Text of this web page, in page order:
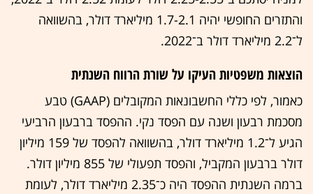
והתזרים החופשי יהיה 1.7-2.1 מיליארד דולר, בהשוואה
ל־2.2 מיליארד דולר ב־2022.
הוצאות משפטיות העיקו על שורת הרווח השנתית
כאמור, לפי כללי החשבונאות המקובלים (GAAP) טבע
מסכמת רבעון ושנה עם הפסד נקי. ההפסד ברבעון הרביעי
הגיע ל־1.2 מיליארד דולר, בהשוואה להפסד של 159 מיליון
דולר ברבעון המקביל, והפסד תפעולי של 855 מיליון דולר.
ברמה השנתית ההפסד היה כ־2.35 מיליארד דולר, לעומת